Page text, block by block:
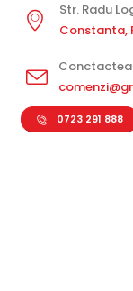
Str. Radu
Constanta,
0723 291 888